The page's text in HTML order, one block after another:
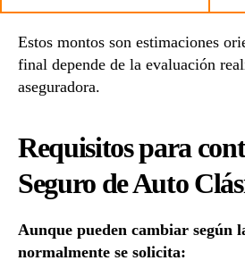
Estos montos son estimaciones
final depende de la evaluación
aseguradora.
Requisitos para
Seguro de Auto
Aunque pueden cambiar según
normalmente se solicita: